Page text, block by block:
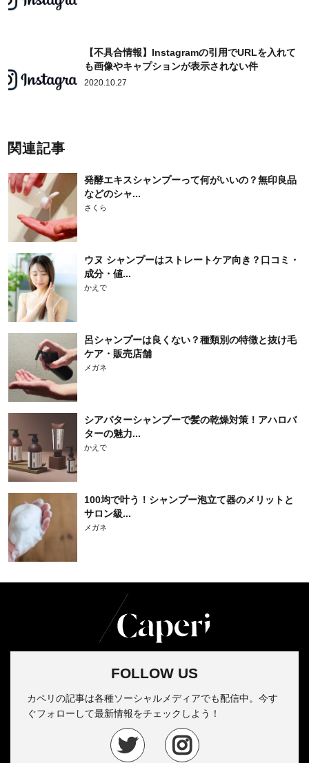
【不具合情報】Instagramの引用でURLを入れて
も画像やキャプションが表示されない件
2020.10.27
関連記事
発酵エキスシャンプーって何がいいの？無印良品
などのシャ...
さくら
ウヌ シャンプーはストレートケア向き？口コミ・
成分・値...
かえで
呂シャンプーは良くない？種類別の特徴と抜け毛
ケア・販売店舗
メガネ
シアバターシャンプーで髪の乾燥対策！アハロバ
ターの魅力...
かえで
100均で叶う！シャンプー泡立て器のメリットと
サロン級...
メガネ
FOLLOW US
カペリの記事は各種ソーシャルメディアでも配信中。今す
ぐフォローして最新情報をチェックしよう！